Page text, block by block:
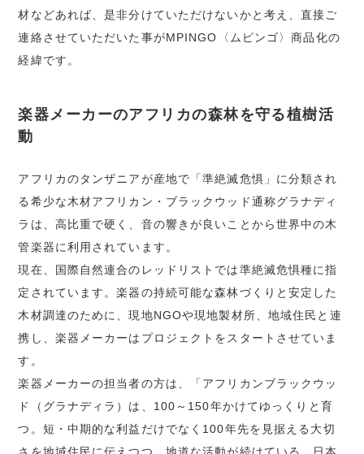
材などあれば、是非分けていただけないかと考え、直接ご
連絡させていただいた事がMPINGO〈ムピンゴ〉商品化の
経緯です。
楽器メーカーのアフリカの森林を守る植樹活
動
アフリカのタンザニアが産地で「準絶滅危惧」に分類され
る希少な木材アフリカン・ブラックウッド通称グラナディ
ラは、高比重で硬く、音の響きが良いことから世界中の木
管楽器に利用されています。
現在、国際自然連合のレッドリストでは準絶滅危惧種に指
定されています。楽器の持続可能な森林づくりと安定した
木材調達のために、現地NGOや現地製材所、地域住民と連
携し、楽器メーカーはプロジェクトをスタートさせていま
す。
楽器メーカーの担当者の方は、「アフリカンブラックウッ
ド（グラナディラ）は、100～150年かけてゆっくりと育
つ。短・中期的な利益だけでなく100年先を見据える大切